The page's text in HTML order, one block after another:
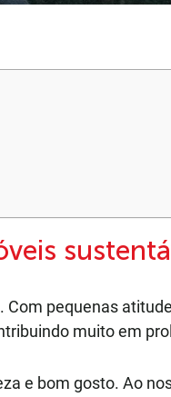
pequenas
muito em
e bom gosto. Ao